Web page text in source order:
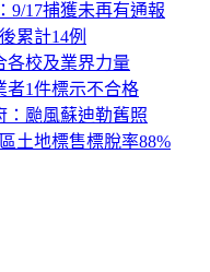
9/17捕獲未再有通報
累計14例
各校及業界力量
者1件標示不合格
：颱風蘇迪勒舊照
土地標售標脫率88%